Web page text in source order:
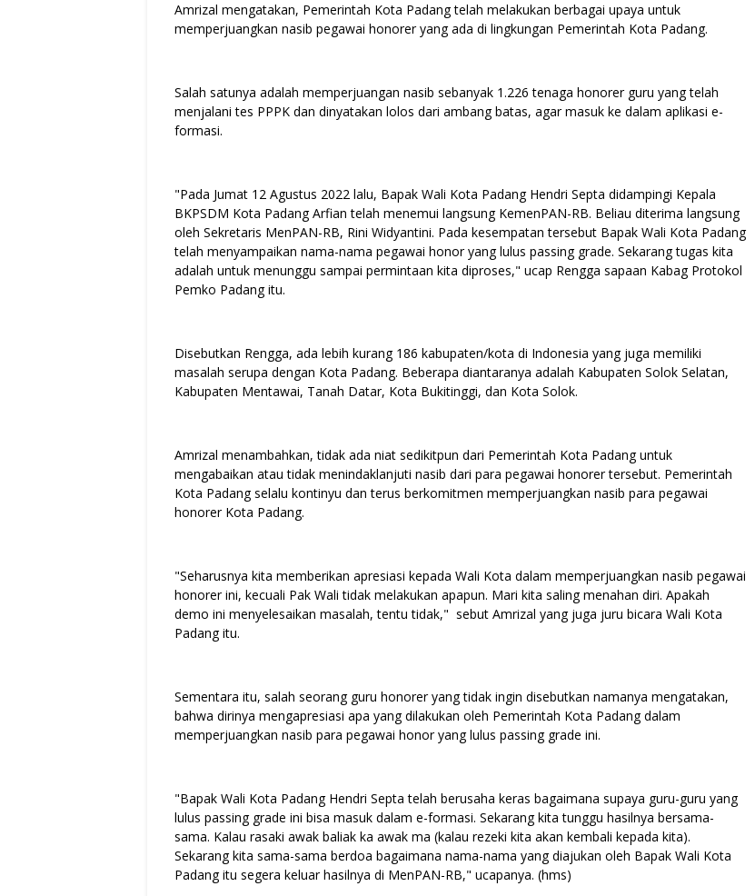
Amrizal mengatakan, Pemerintah Kota Padang telah melakukan berbagai upaya untuk
memperjuangkan nasib pegawai honorer yang ada di lingkungan Pemerintah Kota Padang.
Salah satunya adalah memperjuangan nasib sebanyak 1.226 tenaga honorer guru yang telah
menjalani tes PPPK dan dinyatakan lolos dari ambang batas, agar masuk ke dalam aplikasi e-
formasi.
"Pada Jumat 12 Agustus 2022 lalu, Bapak Wali Kota Padang Hendri Septa didampingi Kepala
BKPSDM Kota Padang Arfian telah menemui langsung KemenPAN-RB. Beliau diterima langsung
oleh Sekretaris MenPAN-RB, Rini Widyantini. Pada kesempatan tersebut Bapak Wali Kota Padang
telah menyampaikan nama-nama pegawai honor yang lulus passing grade. Sekarang tugas kita
adalah untuk menunggu sampai permintaan kita diproses," ucap Rengga sapaan Kabag Protokol
Pemko Padang itu.
Disebutkan Rengga, ada lebih kurang 186 kabupaten/kota di Indonesia yang juga memiliki
masalah serupa dengan Kota Padang. Beberapa diantaranya adalah Kabupaten Solok Selatan,
Kabupaten Mentawai, Tanah Datar, Kota Bukitinggi, dan Kota Solok.
Amrizal menambahkan, tidak ada niat sedikitpun dari Pemerintah Kota Padang untuk
mengabaikan atau tidak menindaklanjuti nasib dari para pegawai honorer tersebut. Pemerintah
Kota Padang selalu kontinyu dan terus berkomitmen memperjuangkan nasib para pegawai
honorer Kota Padang.
"Seharusnya kita memberikan apresiasi kepada Wali Kota dalam memperjuangkan nasib pegawai
honorer ini, kecuali Pak Wali tidak melakukan apapun. Mari kita saling menahan diri. Apakah
demo ini menyelesaikan masalah, tentu tidak," sebut Amrizal yang juga juru bicara Wali Kota
Padang itu.
Sementara itu, salah seorang guru honorer yang tidak ingin disebutkan namanya mengatakan,
bahwa dirinya mengapresiasi apa yang dilakukan oleh Pemerintah Kota Padang dalam
memperjuangkan nasib para pegawai honor yang lulus passing grade ini.
"Bapak Wali Kota Padang Hendri Septa telah berusaha keras bagaimana supaya guru-guru yang
lulus passing grade ini bisa masuk dalam e-formasi. Sekarang kita tunggu hasilnya bersama-
sama. Kalau rasaki awak baliak ka awak ma (kalau rezeki kita akan kembali kepada kita).
Sekarang kita sama-sama berdoa bagaimana nama-nama yang diajukan oleh Bapak Wali Kota
Padang itu segera keluar hasilnya di MenPAN-RB," ucapanya. (hms)